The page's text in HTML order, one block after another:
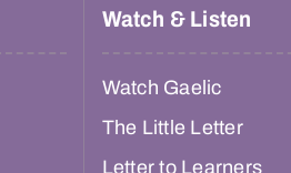
Watch & Listen
Watch Gaelic
The Little Letter
Letter to Learners